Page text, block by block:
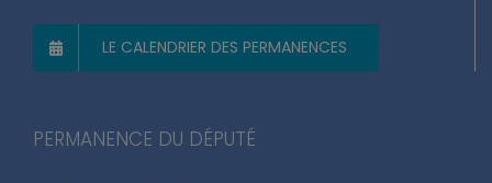
LE CALENDRIER DES PERMANENCES
PERMANENCE DU DÉPUTÉ